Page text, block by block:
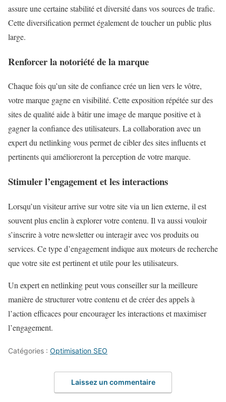
assure une certaine stabilité et diversité dans vos sources de trafic.
Cette diversification permet également de toucher un public plus
large.
Renforcer la notoriété de la marque
Chaque fois qu’un site de confiance crée un lien vers le vôtre,
votre marque gagne en visibilité. Cette exposition répétée sur des
sites de qualité aide à bâtir une image de marque positive et à
gagner la confiance des utilisateurs. La collaboration avec un
expert du netlinking vous permet de cibler des sites influents et
pertinents qui amélioreront la perception de votre marque.
Stimuler l’engagement et les interactions
Lorsqu’un visiteur arrive sur votre site via un lien externe, il est
souvent plus enclin à explorer votre contenu. Il va aussi vouloir
s’inscrire à votre newsletter ou interagir avec vos produits ou
services. Ce type d’engagement indique aux moteurs de recherche
que votre site est pertinent et utile pour les utilisateurs.
Un expert en netlinking peut vous conseiller sur la meilleure
manière de structurer votre contenu et de créer des appels à
l’action efficaces pour encourager les interactions et maximiser
l’engagement.
Catégories : Optimisation SEO
Laissez un commentaire